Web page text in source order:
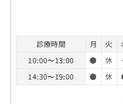
診療時間 月 火
10:00〜13:00
● 休
14:30〜19:00
● 休